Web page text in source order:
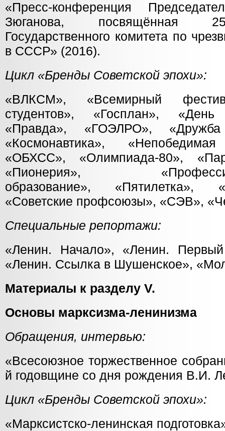
«Пресс-конференция
Зюганова, посвящённая
Государственного комитета по
в СССР» (2016).
Цикл «Бренды Советской эпохи»:
«ВЛКСМ», «Всемирный
студентов», «Госплан»,
«Правда», «ГОЭЛРО»,
«Космонавтика»,
«ОБХСС», «Олимпиада-80»,
«Пионерия»,
образование», «Пятилетка»,
«Советские профсоюзы», «СЭВ»,
Специальные репортажи:
«Ленин. Начало», «Ленин.
«Ленин. Ссылка в Шушенское»,
Материалы к разделу V.
Основы марксизма-ленинизма
Обращения, интервью:
«Всесоюзное торжественное
й годовщине со дня рождения В.И.
Цикл «Бренды Советской эпохи»:
«Марксистско-ленинская